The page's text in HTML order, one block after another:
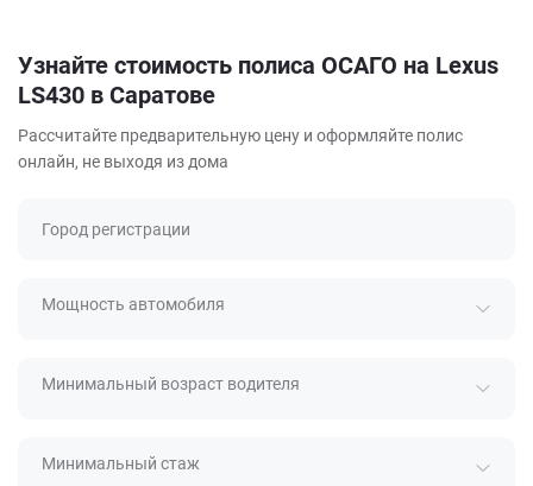
Узнайте стоимость полиса ОСАГО на Lexus
LS430 в Саратове
Рассчитайте предварительную цену и оформляйте полис
онлайн, не выходя из дома
Город регистрации
Мощность автомобиля
Минимальный возраст водителя
Минимальный стаж